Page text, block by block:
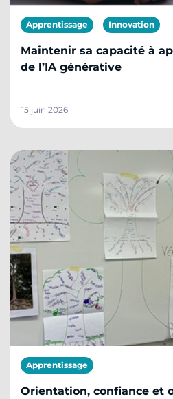
Apprentissage Innovation
Maintenir sa capacité à
de l’IA générative
15 juin 2026
Apprentissage
Orientation, confiance et